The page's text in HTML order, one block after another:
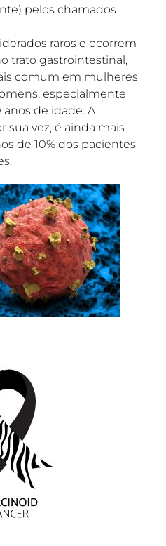
pelos chamados
raros e ocorrem
trato gastrointestinal,
comum em mulheres
especialmente
anos de idade. A
sua vez, é ainda mais
de 10% dos pacientes